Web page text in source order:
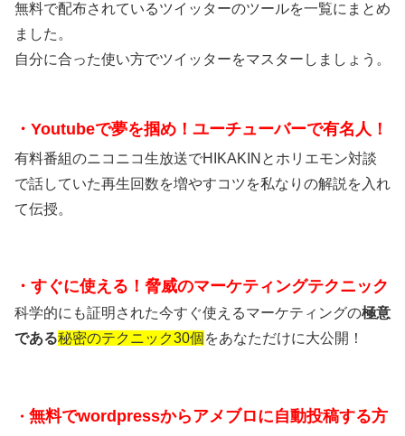
無料で配布されているツイッターのツールを一覧にまとめ
ました。
自分に合った使い方でツイッターをマスターしましょう。
・Youtubeで夢を掴め！ユーチューバーで有名人！
有料番組のニコニコ生放送でHIKAKINとホリエモン対談
で話していた再生回数を増やすコツを私なりの解説を入れ
て伝授。
・すぐに使える！脅威のマーケティングテクニック
科学的にも証明された今すぐ使えるマーケティングの極意
である秘密のテクニック30個をあなただけに大公開！
・ 無料でwordpressからアメブロに自動投稿する方